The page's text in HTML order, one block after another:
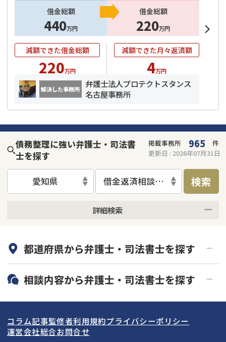
借金総額
440万円
借金総額
220万円
減額できた借金総額
220万円
減額できた月々返済額
4万円
解決した事務所
弁護士法人プロテクトスタンス
名古屋事務所
債務整理に強い弁護士・司法書
士を探す
掲載事務所 965
件
更新日 : 2026年07月31日
愛知県 借金返済相談・交渉 検索
詳細検索
初回相談無料
土日祝の相談可能
都道府県から弁護士・司法書士を探す
北海道・東北
北海道 青森県
岩手県 宮城県
関東
東京都 神奈川県
東海
相談内容から弁護士・司法書士を探す
任意整理
個人再生
コラム記事監修者利用規約プライバシーポリシー
運営会社総合お問合せ